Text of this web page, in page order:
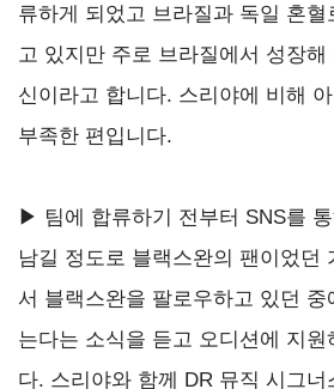
류하게 되었고 브라질과 독일 혼혈
고 있지만 주로 브라질에서 성장
신이라고 합니다. 스리야에 비해
부족한 편입니다.
▶ 팀에 합류하기 전부터 SNS를
남길 정도로 블랙스완의 팬이었던
서 블랙스완을 팔로우하고 있던
는다는 소식을 듣고 오디션에 지원
다. 스리야와 함께 DR 뮤직 시그